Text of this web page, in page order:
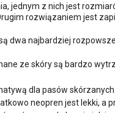
jednym z nich jest
rozwiązaniem jest
dwa najbardziej
ze skóry są bardzo
dla pasów
neopren jest lekki,